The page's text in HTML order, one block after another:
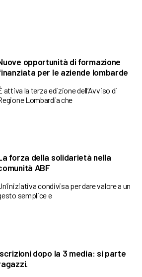
opportunità di formazione
per le aziende lombarde
attiva la terza edizione dell’Avviso di
Lombardia che
forza della solidarietà nella
ABF
condivisa per dare valore a un
semplice e
dopo la 3 media: si parte